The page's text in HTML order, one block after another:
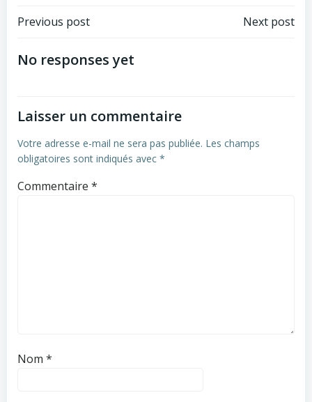
Navigation
de
Previous post
Navigation
Next post
No responses yet
Laisser un commentaire
Votre adresse e-mail ne sera pas publiée. Les champs
obligatoires sont indiqués avec *
Commentaire *
Nom *